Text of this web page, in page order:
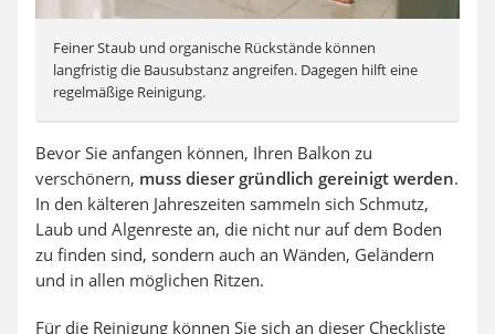
Feiner Staub und organische Rückstände können
langfristig die Bausubstanz angreifen. Dagegen hilft eine
regelmäßige Reinigung.
Bevor Sie anfangen können, Ihren Balkon zu
verschönern, muss dieser gründlich gereinigt werden.
In den kälteren Jahreszeiten sammeln sich Schmutz,
Laub und Algenreste an, die nicht nur auf dem Boden
zu finden sind, sondern auch an Wänden, Geländern
und in allen möglichen Ritzen.
Für die Reinigung können Sie sich an dieser Checkliste